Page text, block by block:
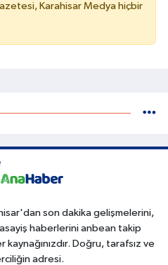
Karahisar Medya hiçbir
son dakika gelişmelerini,
haberlerini anbean takip
Doğru, tarafsız ve
adresi.